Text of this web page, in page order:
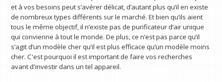
et à vos besoins peut s’avérer délicat, d’autant plus qu’il en existe
de nombreux types différents sur le marché. Et bien qu’ils aient
tous le même objectif, il n’existe pas de purificateur d’air unique
qui convienne à tout le monde. De plus, ce n’est pas parce qu’il
s’agit d’un modèle cher qu’il est plus efficace qu’un modèle moins
cher. C'est pourquoi il est important de faire vos recherches
avant d'investir dans un tel appareil.